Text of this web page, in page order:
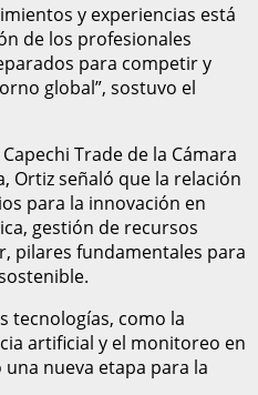
y experiencias está
de los profesionales
para competir y
global”, sostuvo el
Trade de la Cámara
Ortiz señaló que la relación
para la innovación en
gestión de recursos
pilares fundamentales para
tecnologías, como la
artificial y el monitoreo en
nueva etapa para la